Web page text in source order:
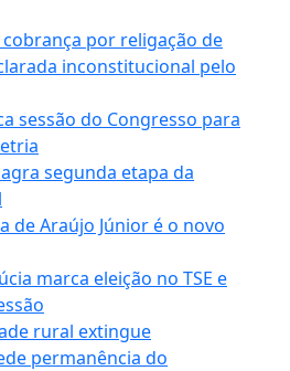
por religação de
inconstitucional pelo
sessão do Congresso para
segunda etapa da
de Araújo Júnior é o novo
marca eleição no TSE e
rural extingue
permanência do